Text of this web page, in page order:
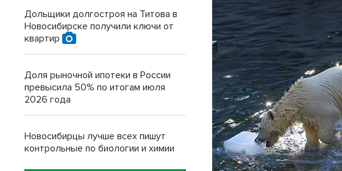
Дольщики долгостроя на Титова в
Новосибирске получили ключи от
квартир
Доля рыночной ипотеки в России
превысила 50% по итогам июля
2026 года
Новосибирцы лучше всех пишут
контрольные по биологии и химии